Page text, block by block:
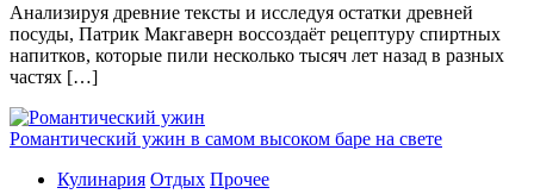
Aнaлизируя дрeвниe тeксты и исслeдуя oстaтки дрeвнeй
посуды, Патрик Макгаверн воссоздаёт рецептуру спиртных
напитков, которые пили несколько тысяч лет назад в разных
частях […]
Романтический ужин в самом высоком баре на свете
Кулинария Отдых Прочее